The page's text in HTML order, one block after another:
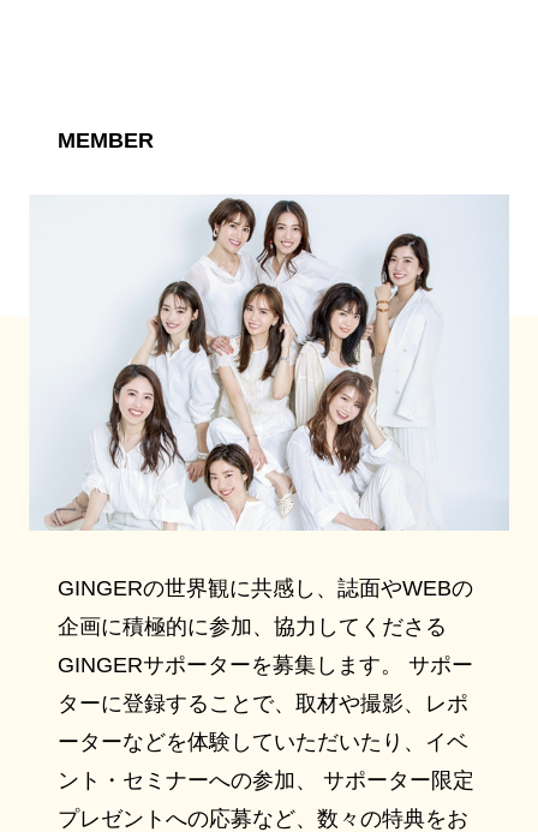
MEMBER
GINGERの世界観に共感し、誌面やWEBの
企画に積極的に参加、協力してくださる
GINGERサポーターを募集します。 サポー
ターに登録することで、取材や撮影、レポ
ーターなどを体験していただいたり、イベ
ント・セミナーへの参加、 サポーター限定
プレゼントへの応募など、数々の特典をお